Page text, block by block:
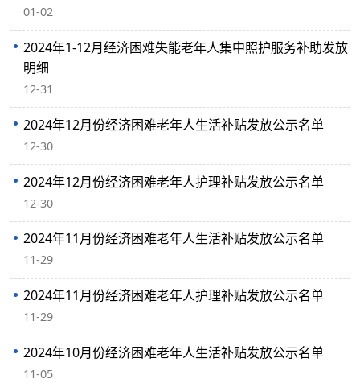
01-02
2024年1-12月经济困难失能老年人集中照护服务补助发放
明细
12-31
2024年12月份经济困难老年人生活补贴发放公示名单
12-30
2024年12月份经济困难老年人护理补贴发放公示名单
12-30
2024年11月份经济困难老年人生活补贴发放公示名单
11-29
2024年11月份经济困难老年人护理补贴发放公示名单
11-29
2024年10月份经济困难老年人生活补贴发放公示名单
11-05